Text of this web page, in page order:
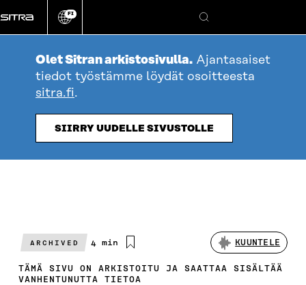
suoraan
sisältöön
Vaihda
kieli
FI
Hae
Olet Sitran arkistosivulla. Ajantasaiset
tiedot työstämme löydät osoitteesta
sitra.fi.
SIIRRY UUDELLE SIVUSTOLLE
ARCHIVED
Arvioitu
4 min KUUNTELE
TÄMÄ SIVU ON ARKISTOITU JA SAATTAA SISÄLTÄÄ
VANHENTUNUTTA TIETOA